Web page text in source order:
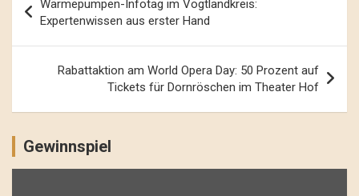
Navigation
Wärmepumpen-Infotag im Vogtlandkreis:
Expertenwissen aus erster Hand
Rabattaktion am World Opera Day: 50 Prozent auf
Tickets für Dornröschen im Theater Hof
Gewinnspiel